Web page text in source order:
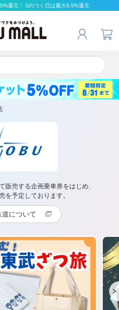
還元！ 5のつく日は最大6.5%還元
販売する企画乗車券をはじめ、
を予定しております。
道について